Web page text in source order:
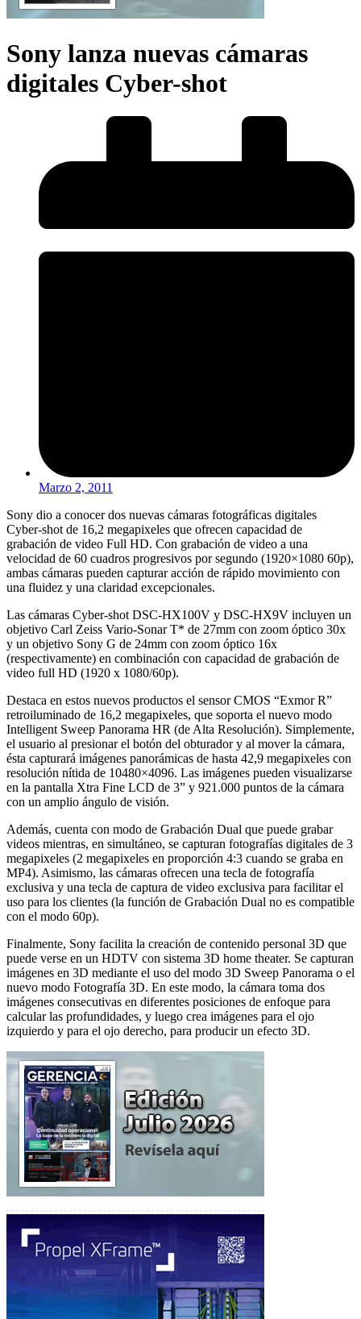
Sony lanza nuevas cámaras
digitales Cyber-shot
Marzo 2, 2011
Sony dio a conocer dos nuevas cámaras fotográficas digitales
Cyber-shot de 16,2 megapixeles que ofrecen capacidad de
grabación de video Full HD. Con grabación de video a una
velocidad de 60 cuadros progresivos por segundo (1920×1080 60p),
ambas cámaras pueden capturar acción de rápido movimiento con
una fluidez y una claridad excepcionales.
Las cámaras Cyber-shot DSC-HX100V y DSC-HX9V incluyen un
objetivo Carl Zeiss Vario-Sonar T* de 27mm con zoom óptico 30x
y un objetivo Sony G de 24mm con zoom óptico 16x
(respectivamente) en combinación con capacidad de grabación de
video full HD (1920 x 1080/60p).
Destaca en estos nuevos productos el sensor CMOS “Exmor R”
retroiluminado de 16,2 megapixeles, que soporta el nuevo modo
Intelligent Sweep Panorama HR (de Alta Resolución). Simplemente,
el usuario al presionar el botón del obturador y al mover la cámara,
ésta capturará imágenes panorámicas de hasta 42,9 megapixeles con
resolución nítida de 10480×4096. Las imágenes pueden visualizarse
en la pantalla Xtra Fine LCD de 3” y 921.000 puntos de la cámara
con un amplio ángulo de visión.
Además, cuenta con modo de Grabación Dual que puede grabar
videos mientras, en simultáneo, se capturan fotografías digitales de 3
megapixeles (2 megapixeles en proporción 4:3 cuando se graba en
MP4). Asimismo, las cámaras ofrecen una tecla de fotografía
exclusiva y una tecla de captura de video exclusiva para facilitar el
uso para los clientes (la función de Grabación Dual no es compatible
con el modo 60p).
Finalmente, Sony facilita la creación de contenido personal 3D que
puede verse en un HDTV con sistema 3D home theater. Se capturan
imágenes en 3D mediante el uso del modo 3D Sweep Panorama o el
nuevo modo Fotografía 3D. En este modo, la cámara toma dos
imágenes consecutivas en diferentes posiciones de enfoque para
calcular las profundidades, y luego crea imágenes para el ojo
izquierdo y para el ojo derecho, para producir un efecto 3D.